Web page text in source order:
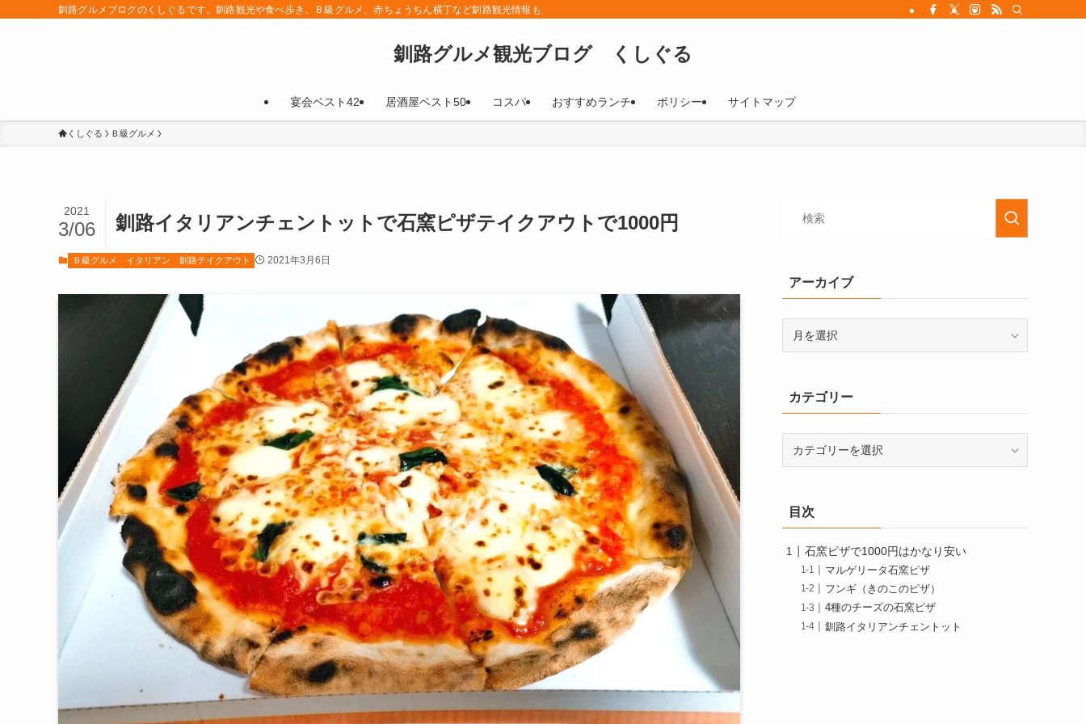
釧路グルメブログのくしぐるです。釧路観光や食べ歩き、Ｂ級グルメ、赤ちょうちん横丁など釧路観光情報も更新していきます！
釧路グルメ観光ブログ くしぐる
宴会ベスト42 居酒屋ベスト50 コスパ おすすめランチ ポリシー サイトマップ
くしぐる Ｂ級グルメ
釧路イタリアンチェントットで石窯ピザテイクアウトで1000円
2021
3/06
Ｂ級グルメ イタリアン 釧路テイクアウト 2021年3月6日
アーカイブ
カテゴリー
目次
石窯ピザで1000円はかなり安い
マルゲリータ石窯ピザ
フンギ（きのこのピザ）
4種のチーズの石窯ピザ
釧路イタリアンチェントット